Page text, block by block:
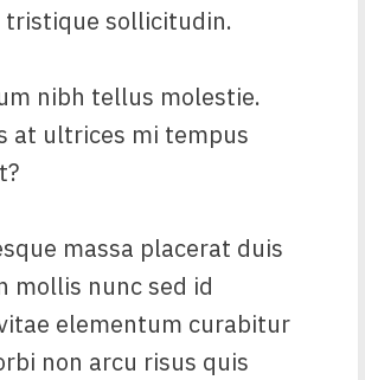
tristique sollicitudin.
nibh tellus molestie.
at ultrices mi tempus
massa placerat duis
mollis nunc sed id
elementum curabitur
non arcu risus quis